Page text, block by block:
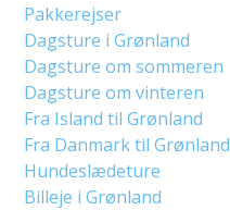
Pakkerejser
Dagsture i Grønland
Dagsture om sommeren
Dagsture om vinteren
Fra Island til Grønland
Fra Danmark til Grønland
Hundeslædeture
Billeje i Grønland